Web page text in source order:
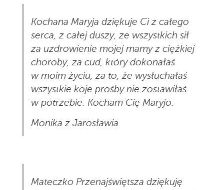
Kochana Maryja dziękuje Ci z całego
serca, z całej duszy, ze wszystkich sił
za uzdrowienie mojej mamy z ciężkiej
choroby, za cud, który dokonałaś
w moim życiu, za to, że wysłuchałaś
wszystkie koje prośby nie zostawiłaś
w potrzebie. Kocham Cię Maryjo.
Monika z Jarosławia
Mateczko Przenajświętsza dziękuję